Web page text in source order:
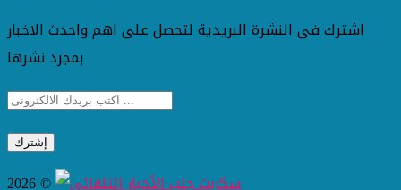
اشترك فى النشرة البريدية لتحصل على اهم واحدث الاخبار
بمجرد نشرها
2026 ©